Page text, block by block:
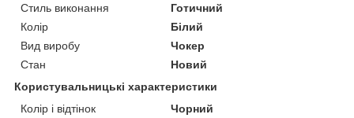
Стиль виконання
Готичний
Колір
Білий
Вид виробу
Чокер
Стан
Новий
Користувальницькі характеристики
Колір і відтінок
Чорний